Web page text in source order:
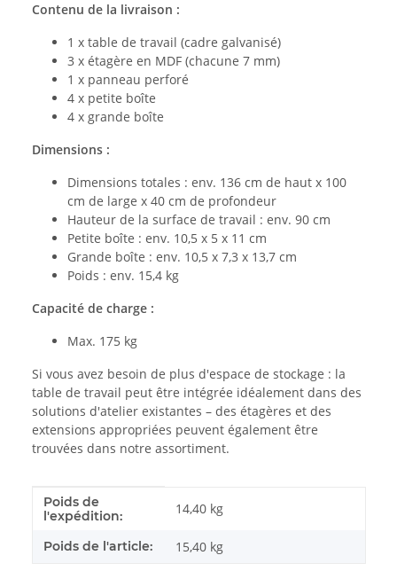
Contenu de la livraison :
1 x table de travail (cadre galvanisé)
3 x étagère en MDF (chacune 7 mm)
1 x panneau perforé
4 x petite boîte
4 x grande boîte
Dimensions :
Dimensions totales : env. 136 cm de haut x 100
cm de large x 40 cm de profondeur
Hauteur de la surface de travail : env. 90 cm
Petite boîte : env. 10,5 x 5 x 11 cm
Grande boîte : env. 10,5 x 7,3 x 13,7 cm
Poids : env. 15,4 kg
Capacité de charge :
Max. 175 kg
Si vous avez besoin de plus d'espace de stockage : la
table de travail peut être intégrée idéalement dans des
solutions d'atelier existantes – des étagères et des
extensions appropriées peuvent également être
trouvées dans notre assortiment.
#productDetails.itemInformation#
#productDetails.itemValue#
Poids de
l'expédition:
14,40 kg
Poids de l'article: 15,40 kg